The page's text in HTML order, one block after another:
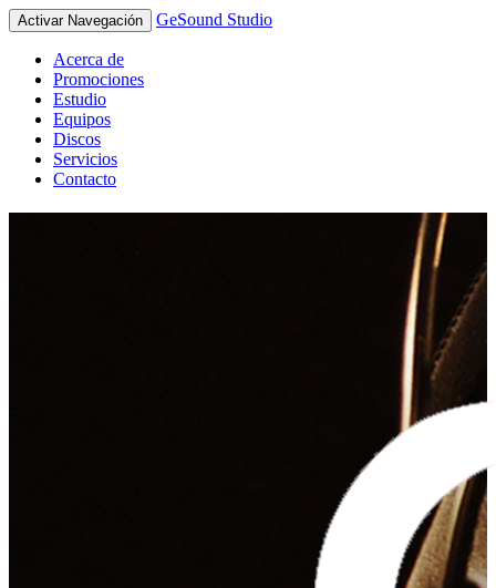
Activar Navegación GeSound Studio
Acerca de
Promociones
Estudio
Equipos
Discos
Servicios
Contacto